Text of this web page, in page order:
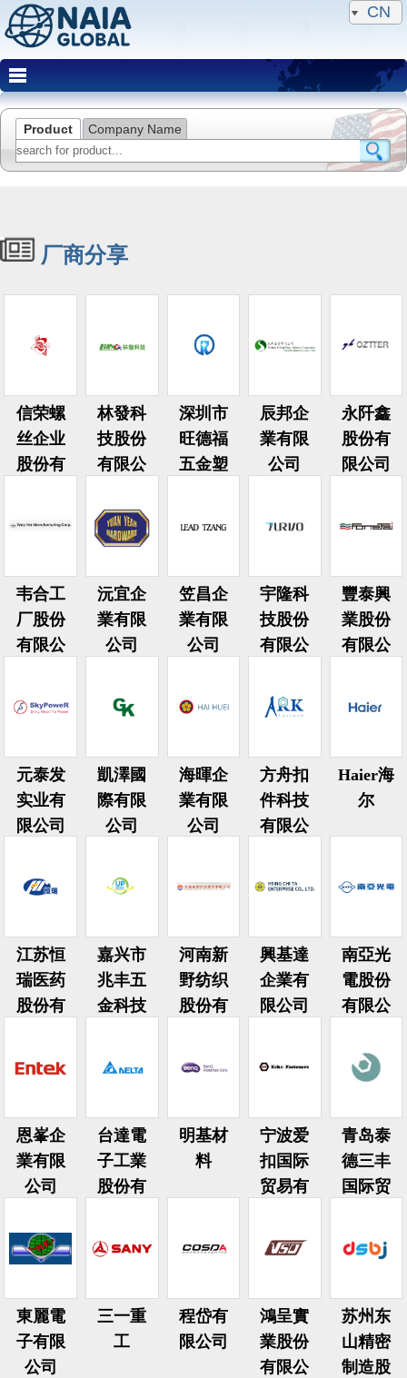
CN
Product Company Name
厂商分享
信荣螺
丝企业
股份有
林發科
技股份
有限公
深圳市
旺德福
五金塑
辰邦企
業有限
公司
永阡鑫
股份有
限公司
韦合工
厂股份
有限公
沅宜企
業有限
公司
笠昌企
業有限
公司
宇隆科
技股份
有限公
豐泰興
業股份
有限公
元泰发
实业有
限公司
凱澤國
際有限
公司
海暉企
業有限
公司
方舟扣
件科技
有限公
Haier海
尔
江苏恒
瑞医药
股份有
嘉兴市
兆丰五
金科技
限公司
河南新
野纺织
股份有
興基達
企業有
限公司
南亞光
電股份
有限公
恩峯企
業有限
公司
台達電
子工業
股份有
明基材
料
宁波爱
扣国际
贸易有
青岛泰
德三丰
国际贸
公司
東麗電
子有限
公司
三一重
工
程岱有
限公司
鴻呈實
業股份
有限公
苏州东
山精密
制造股